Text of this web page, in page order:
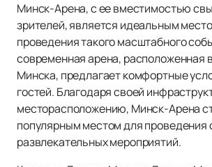
Минск-Арена, с ее вместимостью
зрителей, является идеальным
проведения такого масштабного
современная арена, расположенная
Минска, предлагает комфортные
гостей. Благодаря своей
месторасположению, Минск-Арена
популярным местом для проведения
развлекательных мероприятий.